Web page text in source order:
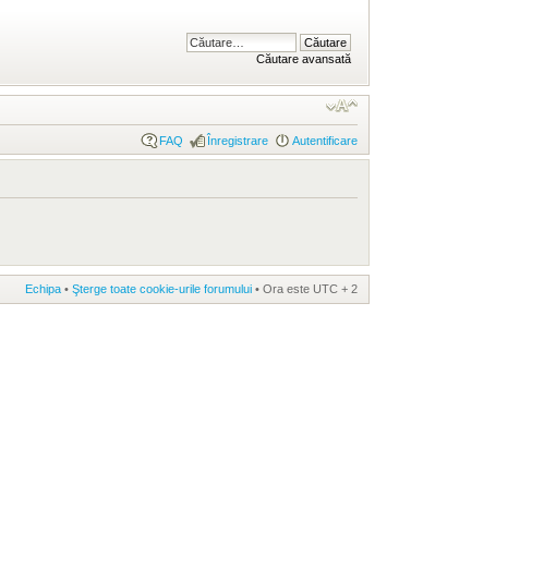
Căutare avansată
FAQ Înregistrare Autentificare
Echipa • Şterge toate cookie-urile forumului • Ora este UTC + 2